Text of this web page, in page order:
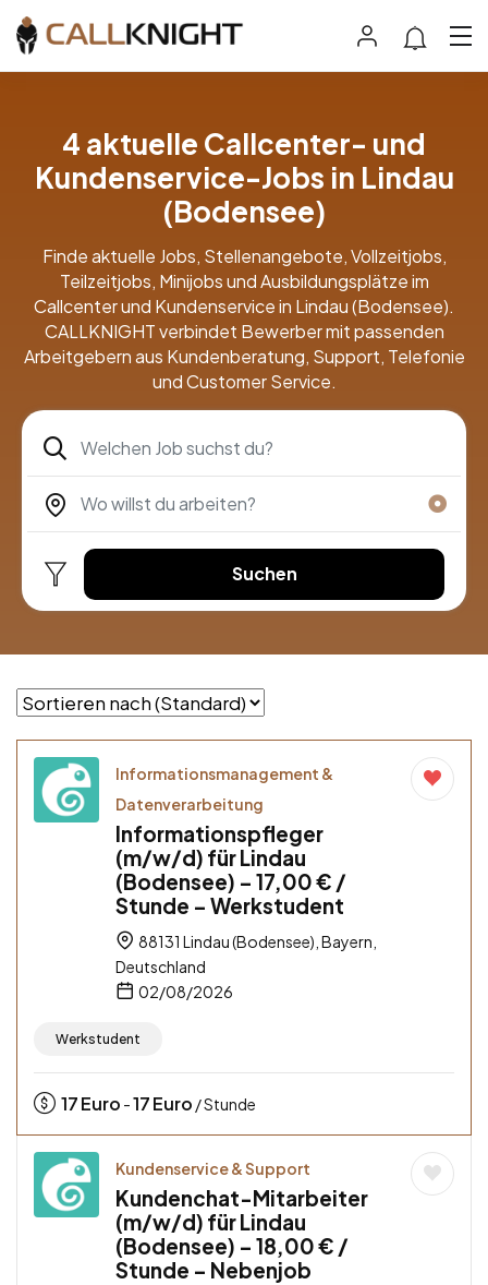
4 aktuelle Callcenter- und
Kundenservice-Jobs in Lindau
(Bodensee)
Finde aktuelle Jobs, Stellenangebote, Vollzeitjobs,
Teilzeitjobs, Minijobs und Ausbildungsplätze im
Callcenter und Kundenservice in Lindau (Bodensee).
CALLKNIGHT verbindet Bewerber mit passenden
Arbeitgebern aus Kundenberatung, Support, Telefonie
und Customer Service.
Suchen
Informationsmanagement &
Datenverarbeitung
Informationspfleger
(m/w/d) für Lindau
(Bodensee) – 17,00 € /
Stunde – Werkstudent
88131 Lindau (Bodensee), Bayern,
Deutschland
02/08/2026
Werkstudent
17Euro -17Euro / Stunde
Kundenservice & Support
Kundenchat-Mitarbeiter
(m/w/d) für Lindau
(Bodensee) – 18,00 € /
Stunde – Nebenjob